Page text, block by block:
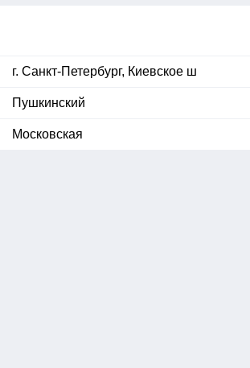
г. Санкт-Петербург, Киевское ш
Пушкинский
Московская